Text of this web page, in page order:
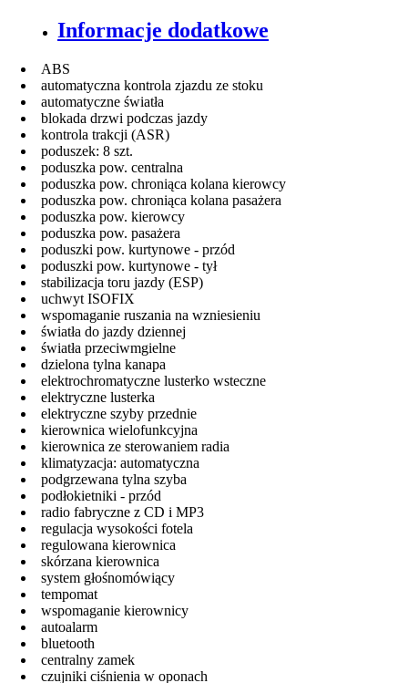
Informacje dodatkowe
ABS
automatyczna kontrola zjazdu ze stoku
automatyczne światła
blokada drzwi podczas jazdy
kontrola trakcji (ASR)
poduszek: 8 szt.
poduszka pow. centralna
poduszka pow. chroniąca kolana kierowcy
poduszka pow. chroniąca kolana pasażera
poduszka pow. kierowcy
poduszka pow. pasażera
poduszki pow. kurtynowe - przód
poduszki pow. kurtynowe - tył
stabilizacja toru jazdy (ESP)
uchwyt ISOFIX
wspomaganie ruszania na wzniesieniu
światła do jazdy dziennej
światła przeciwmgielne
dzielona tylna kanapa
elektrochromatyczne lusterko wsteczne
elektryczne lusterka
elektryczne szyby przednie
kierownica wielofunkcyjna
kierownica ze sterowaniem radia
klimatyzacja: automatyczna
podgrzewana tylna szyba
podłokietniki - przód
radio fabryczne z CD i MP3
regulacja wysokości fotela
regulowana kierownica
skórzana kierownica
system głośnomówiący
tempomat
wspomaganie kierownicy
autoalarm
bluetooth
centralny zamek
czujniki ciśnienia w oponach